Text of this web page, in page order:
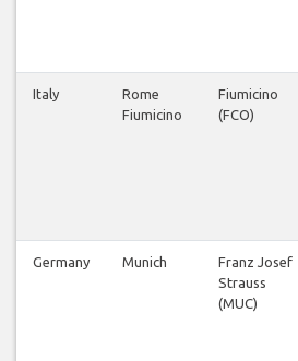
Italy
Rome
Fiumicino
Fiumicino
(FCO)
Germany Munich
Franz Josef
Strauss
(MUC)